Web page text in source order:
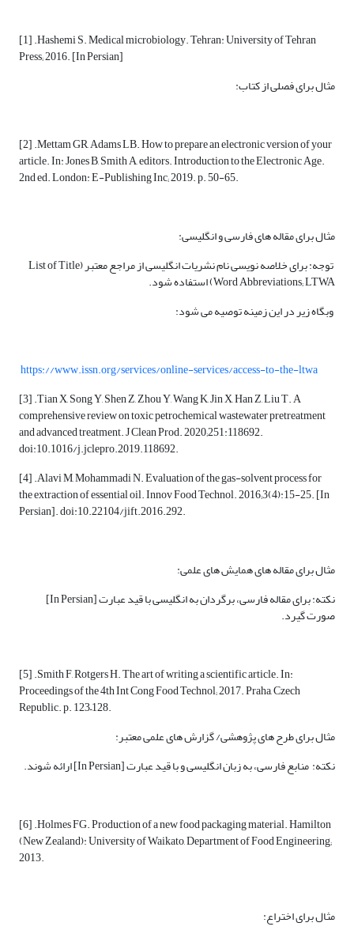
[1] .Hashemi S. Medical microbiology. Tehran: University of Tehran
Press; 2016. [In Persian]
مثال برای فصلی از کتاب:
[2] .Mettam GR, Adams LB. How to prepare an electronic version of your
article. In: Jones B, Smith A, editors. Introduction to the Electronic Age.
2nd ed. London: E-Publishing Inc; 2019. p. 50-65.
مثال برای مقاله های فارسی و انگلیسی:
توجه: برای خلاصه نویسی نام نشریات انگلیسی از مراجع معتبر (List of Title
Word Abbreviations; LTWA) استفاده شود.
وبگاه زیر در این زمینه توصیه می شود:
https://www.issn.org/services/online-services/access-to-the-ltwa
[3] .Tian X, Song Y, Shen Z, Zhou Y, Wang K, Jin X, Han Z, Liu T. A
comprehensive review on toxic petrochemical wastewater pretreatment
and advanced treatment. J Clean Prod. 2020;251:118692.
doi:10.1016/j.jclepro.2019.118692.
[4] .Alavi M, Mohammadi N. Evaluation of the gas-solvent process for
the extraction of essential oil. Innov Food Technol. 2016;3(4):15-25. [In
Persian]. doi:10.22104/jift.2016.292.
مثال برای مقاله های همایش های علمی:
نکته: برای مقاله فارسی، برگردان به انگلیسی با قید عبارت [In Persian]
صورت گیرد.
[5] .Smith F, Rotgers H. The art of writing a scientific article. In:
Proceedings of the 4th Int Cong Food Technol; 2017. Praha, Czech
Republic. p. 123–128.
مثال برای طرح های پژوهشی/ گزارش های علمی معتبر:
نکته: منابع فارسی، به زبان انگلیسی و با قید عبارت [In Persian] ارائه شوند.
[6] .Holmes FG. Production of a new food packaging material. Hamilton
(New Zealand): University of Waikato, Department of Food Engineering;
2013.
مثال برای اختراع: